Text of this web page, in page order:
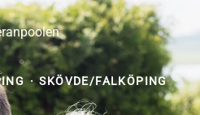
· SKÖVDE/FALKÖPING